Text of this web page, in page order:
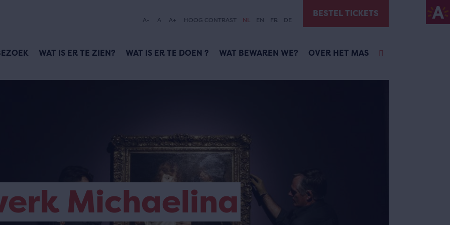
A- A A+ HOOG CONTRAST NL EN FR DE
BESTEL TICKETS
WAT IS ER TE ZIEN? WAT IS ER TE DOEN ? WAT BEWAREN WE? OVER HET MAS
Michaelina